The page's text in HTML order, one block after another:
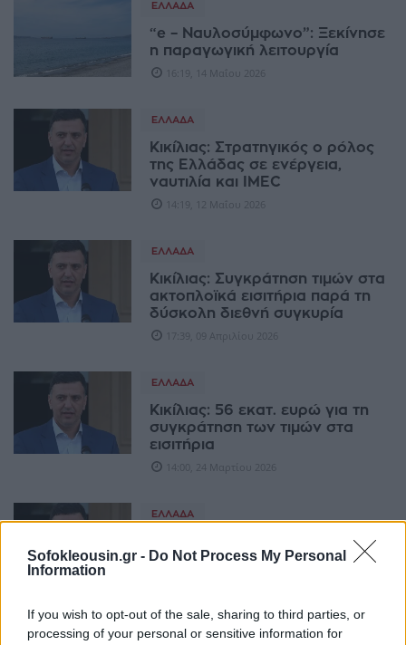
Sofokleousin.gr - Do Not Process My Personal
Information
If you wish to opt-out of the sale, sharing to third parties, or
processing of your personal or sensitive information for
ΕΛΛΆΔΑ
“e – Ναυλοσύμφωνο”: Ξεκίνησε
η παραγωγική λειτουργία
16:19, 14 Μαΐου 2026
ΕΛΛΆΔΑ
Κικίλιας: Στρατηγικός ο ρόλος
της Ελλάδας σε ενέργεια,
ναυτιλία και IMEC
14:19, 12 Μαΐου 2026
ΕΛΛΆΔΑ
Κικίλιας: Συγκράτηση τιμών στα
ακτοπλοϊκά εισιτήρια παρά τη
δύσκολη διεθνή συγκυρία
17:39, 09 Απριλίου 2026
ΕΛΛΆΔΑ
Κικίλιας: 56 εκατ. ευρώ για τη
συγκράτηση των τιμών στα
εισιτήρια
14:00, 24 Μαρτίου 2026
ΕΛΛΆΔΑ
Κικίλιας για ναυάγιο Χίου: Δεν
προκύπτει ενέργεια απώθησης
ΕΛΛΆΔΑ